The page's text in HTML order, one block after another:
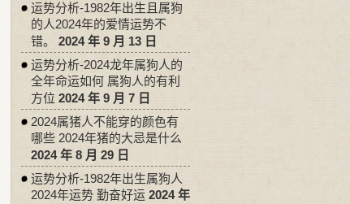
运势分析-1982年出生且属狗
的人2024年的爱情运势不
错。
2024 年 9 月 13 日
运势分析-2024龙年属狗人的
全年命运如何 属狗人的有利
方位 2024 年 9 月 7 日
2024属猪人不能穿的颜色有
哪些 2024年猪的大忌是什么
2024 年 8 月 29 日
运势分析-1982年出生属狗人
2024年运势 勤奋好运 2024 年